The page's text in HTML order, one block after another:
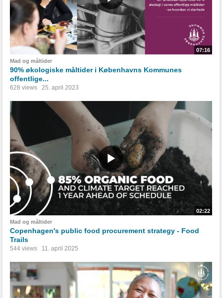
07:16
Mad og måltider
90% økologiske måltider i Københavns Kommunes
offentlige...
628 views 25. april 2023
02:22
Mad og måltider
Copenhagen's public food procurement strategy - Food
Trails
544 views 11. april 2025